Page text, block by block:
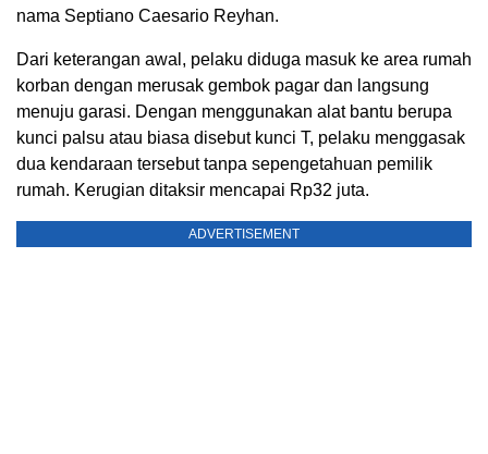
nama Septiano Caesario Reyhan.
Dari keterangan awal, pelaku diduga masuk ke area rumah
korban dengan merusak gembok pagar dan langsung
menuju garasi. Dengan menggunakan alat bantu berupa
kunci palsu atau biasa disebut kunci T, pelaku menggasak
dua kendaraan tersebut tanpa sepengetahuan pemilik
rumah. Kerugian ditaksir mencapai Rp32 juta.
ADVERTISEMENT